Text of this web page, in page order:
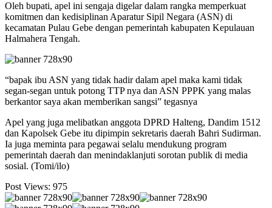
Oleh bupati, apel ini sengaja digelar dalam rangka memperkuat
komitmen dan kedisiplinan Aparatur Sipil Negara (ASN) di
kecamatan Pulau Gebe dengan pemerintah kabupaten Kepulauan
Halmahera Tengah.
“bapak ibu ASN yang tidak hadir dalam apel maka kami tidak
segan-segan untuk potong TTP nya dan ASN PPPK yang malas
berkantor saya akan memberikan sangsi” tegasnya
Apel yang juga melibatkan anggota DPRD Halteng, Dandim 1512
dan Kapolsek Gebe itu dipimpin sekretaris daerah Bahri Sudirman.
Ia juga meminta para pegawai selalu mendukung program
pemerintah daerah dan menindaklanjuti sorotan publik di media
sosial. (Tomi/ilo)
Post Views: 975